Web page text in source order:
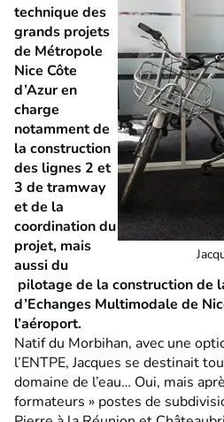
technique des
grands projets
de Métropole
Nice Côte
d’Azur en
charge
notamment de
la construction
des lignes 2 et
3 de tramway
et de la
coordination du
projet, mais
aussi du
pilotage de la construction de
d’Echanges Multimodale de
l’aéroport.
Natif du Morbihan, avec une
l’ENTPE, Jacques se destinait
domaine de l’eau… Oui, mais
formateurs » postes de